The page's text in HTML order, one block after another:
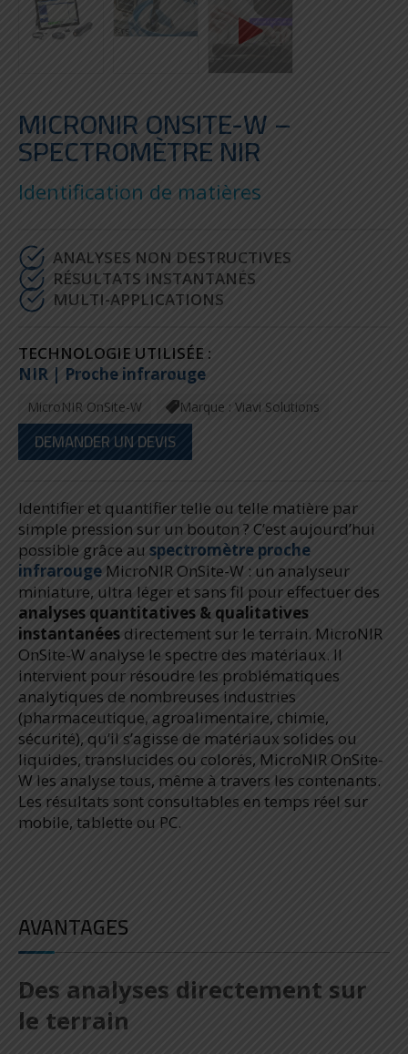
MICRONIR ONSITE-W –
SPECTROMÈTRE NIR
Identification de matières
ANALYSES NON DESTRUCTIVES
RÉSULTATS INSTANTANÉS
MULTI-APPLICATIONS
TECHNOLOGIE UTILISÉE :
NIR | Proche infrarouge
MicroNIR OnSite-W Marque : Viavi Solutions
DEMANDER UN DEVIS
Identifier et quantifier telle ou telle matière par
simple pression sur un bouton ? C’est aujourd’hui
possible grâce au spectromètre proche
infrarouge MicroNIR OnSite-W : un analyseur
miniature, ultra léger et sans fil pour effectuer des
analyses quantitatives & qualitatives
instantanées directement sur le terrain. MicroNIR
OnSite-W analyse le spectre des matériaux. Il
intervient pour résoudre les problématiques
analytiques de nombreuses industries
(pharmaceutique, agroalimentaire, chimie,
sécurité), qu’il s’agisse de matériaux solides ou
liquides, translucides ou colorés, MicroNIR OnSite-
W les analyse tous, même à travers les contenants.
Les résultats sont consultables en temps réel sur
mobile, tablette ou PC.
AVANTAGES
Des analyses directement sur
le terrain